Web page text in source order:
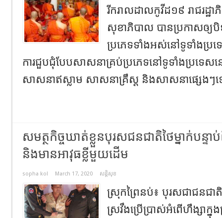
រីករាលដាលកូវីដ១៩ រាជរដ្ឋ
សុខាភិបាល បានប្រកាសឲ្យ
ប្រភេទទាំងអស់នៅទូទាំងប្រទ
ការជួបជុំបែបសាសនាគ្រប់ប្រភេទនៅទូទាំងប្រទេសន
សាសនាឥស្លាម សាសនាគ្រឹស្ត និងសាសនាផ្សេងៗ
សមត្ថកិច្ចឃាត់ខ្លួនបុរសជនជាតិថៃម្នាក់បន្ទា
និងមានអាវុធខ្លីមួយដើម
sopha kol March 17, 2020 សន្តិសុខ
ស្រុកព្រៃនប់៖ បុរសជាជនជាតិ
ស្រវឹងប្រើប្រាស់អំពើហឹង្សាក្